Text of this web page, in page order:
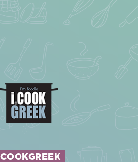
ICOOKGREEK